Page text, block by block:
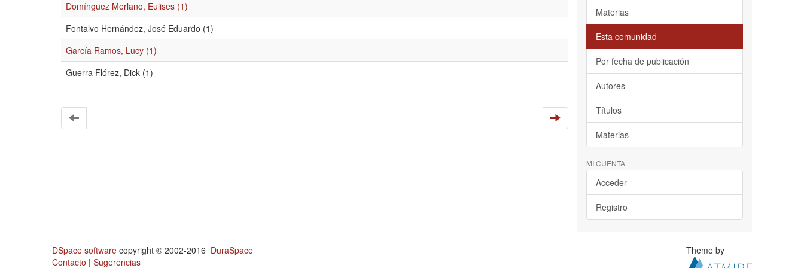
Domínguez Merlano, Eulises (1)
Fontalvo Hernández, José Eduardo (1)
García Ramos, Lucy (1)
Guerra Flórez, Dick (1)
Materias
Esta comunidad
Por fecha de publicación
Autores
Títulos
Materias
MI CUENTA
Acceder
Registro
DSpace software copyright © 2002-2016 DuraSpace
Contacto | Sugerencias
Theme by